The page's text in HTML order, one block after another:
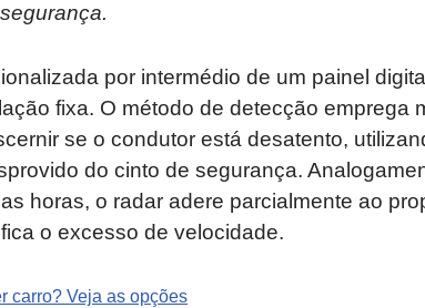
por intermédio de um painel
fixa. O método de detecção emprega
se o condutor está desatento,
do cinto de segurança.
horas, o radar adere parcialmente ao
o excesso de velocidade.
carro? Veja as opções